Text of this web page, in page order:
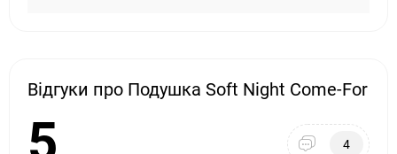
Відгуки про Подушка Soft Night Come-For
4